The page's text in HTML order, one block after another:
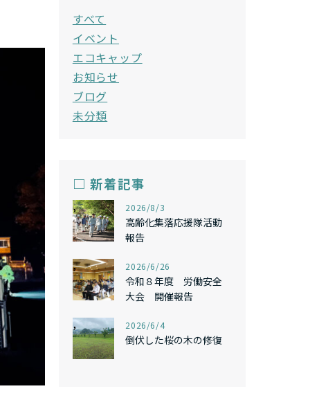
すべて
イベント
エコキャップ
お知らせ
ブログ
未分類
□ 新着記事
, 2026/8/3
高齢化集落応援隊活動
報告
, 2026/6/26
令和８年度 労働安全
大会 開催報告
, 2026/6/4
倒伏した桜の木の修復